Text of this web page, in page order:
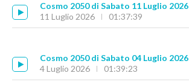
Cosmo 2050 di Sabato 11 Luglio 2026
11 Luglio 2026
01:37:39
Cosmo 2050 di Sabato 04 Luglio 2026
4 Luglio 2026
01:39:23